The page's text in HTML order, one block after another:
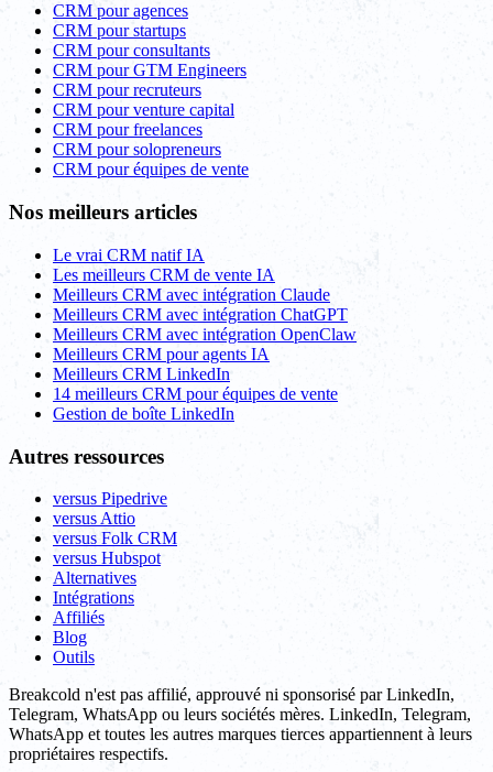
CRM pour agences
CRM pour startups
CRM pour consultants
CRM pour GTM Engineers
CRM pour recruteurs
CRM pour venture capital
CRM pour freelances
CRM pour solopreneurs
CRM pour équipes de vente
Nos meilleurs articles
Le vrai CRM natif IA
Les meilleurs CRM de vente IA
Meilleurs CRM avec intégration Claude
Meilleurs CRM avec intégration ChatGPT
Meilleurs CRM avec intégration OpenClaw
Meilleurs CRM pour agents IA
Meilleurs CRM LinkedIn
14 meilleurs CRM pour équipes de vente
Gestion de boîte LinkedIn
Autres ressources
versus Pipedrive
versus Attio
versus Folk CRM
versus Hubspot
Alternatives
Intégrations
Affiliés
Blog
Outils
Breakcold n'est pas affilié, approuvé ni sponsorisé par LinkedIn,
Telegram, WhatsApp ou leurs sociétés mères. LinkedIn, Telegram,
WhatsApp et toutes les autres marques tierces appartiennent à leurs
propriétaires respectifs.